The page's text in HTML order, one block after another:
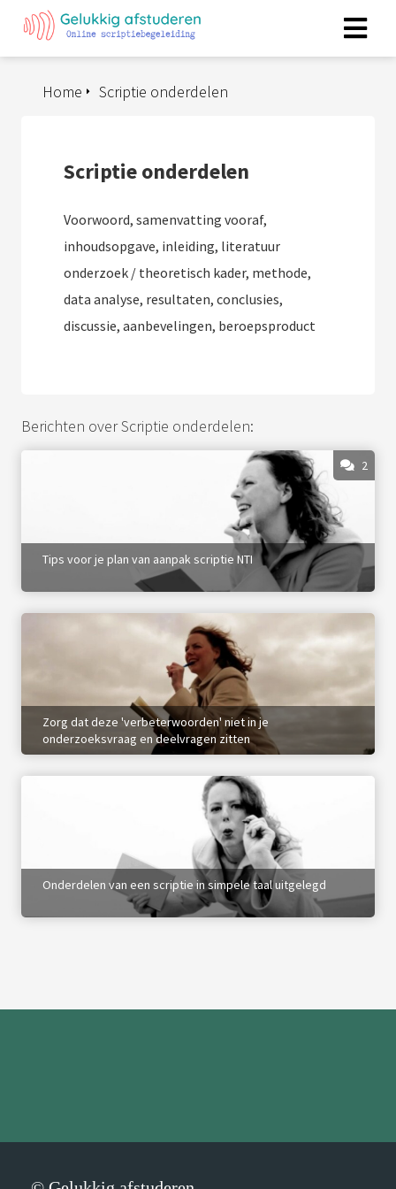
Scriptie onderdelen
Home
Scriptie onderdelen
Voorwoord, samenvatting vooraf,
inhoudsopgave, inleiding, literatuur
onderzoek / theoretisch kader, methode,
data analyse, resultaten, conclusies,
discussie, aanbevelingen, beroepsproduct
Berichten over Scriptie onderdelen:
2
Tips voor je plan van aanpak scriptie NTI
Zorg dat deze 'verbeterwoorden' niet in je
onderzoeksvraag en deelvragen zitten
Onderdelen van een scriptie in simpele taal uitgelegd